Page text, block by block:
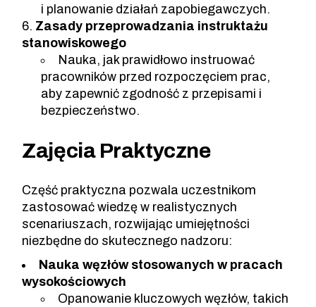
i planowanie działań zapobiegawczych.
Zasady przeprowadzania instruktażu
stanowiskowego
Nauka, jak prawidłowo instruować
pracowników przed rozpoczęciem prac,
aby zapewnić zgodność z przepisami i
bezpieczeństwo.
Zajęcia Praktyczne
Część praktyczna pozwala uczestnikom
zastosować wiedzę w realistycznych
scenariuszach, rozwijając umiejętności
niezbędne do skutecznego nadzoru:
Nauka węzłów stosowanych w pracach
wysokościowych
Opanowanie kluczowych węzłów, takich